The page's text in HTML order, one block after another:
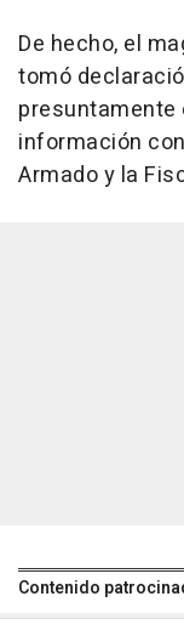
De hecho, el
tomó
información
Armado y la
Contenido